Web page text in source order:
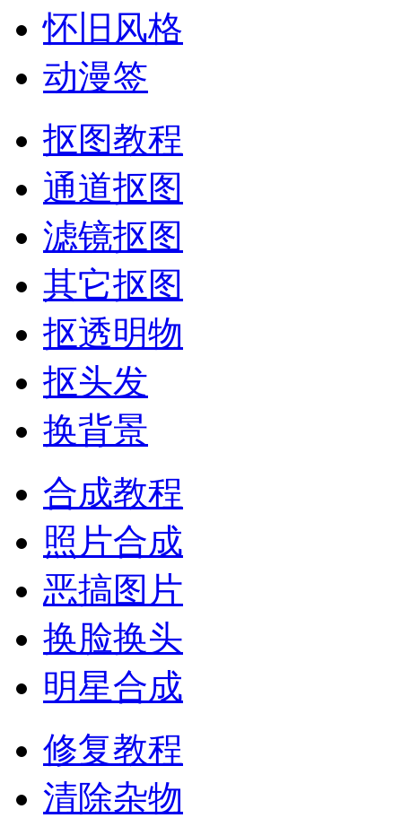
怀旧风格
动漫签
抠图教程
通道抠图
滤镜抠图
其它抠图
抠透明物
抠头发
换背景
合成教程
照片合成
恶搞图片
换脸换头
明星合成
修复教程
清除杂物